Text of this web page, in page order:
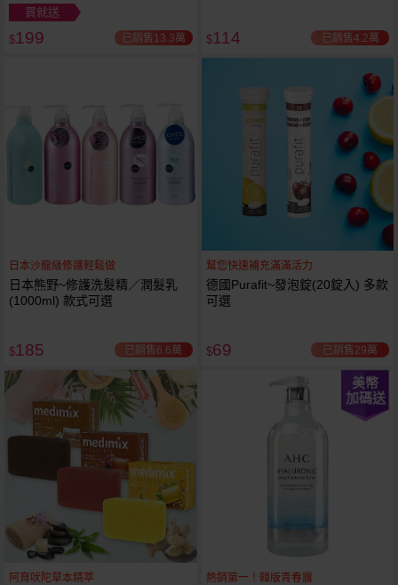
買就送
$199 已銷售13.3萬 $114 已銷售4.2萬
日本沙龍級修護輕鬆做
日本熊野~修護洗髮精／潤髮乳
(1000ml) 款式可選
$185 已銷售6.6萬
幫您快速補充滿滿活力
德國Purafit~發泡錠(20錠入) 多款
可選
$69 已銷售29萬
阿育吠陀草本精萃
美幣
加碼送
熱銷第一！韓版青春露